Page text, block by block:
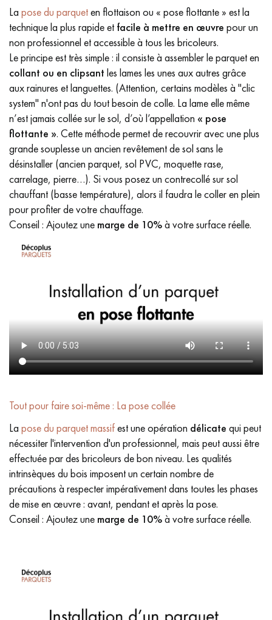
La pose du parqueten flottaison ou « pose flottante » est la
technique la plus rapide et facile à mettre en œuvre pour un
non professionnel et accessible à tous les bricoleurs.
Le principe est très simple : il consiste à assembler le parquet en
collant ou en clipsant les lames les unes aux autres grâce
aux rainures et languettes. (Attention, certains modèles à "clic
system" n'ont pas du tout besoin de colle. La lame elle même
n’est jamais collée sur le sol, d’où l’appellation « pose
flottante ». Cette méthode permet de recouvrir avec une plus
grande souplesse un ancien revêtement de sol sans le
désinstaller (ancien parquet, sol PVC, moquette rase,
carrelage, pierre…). Si vous posez un contrecollé sur sol
chauffant (basse température), alors il faudra le coller en plein
pour profiter de votre chauffage.
Conseil : Ajoutez une marge de 10%à votre surface réelle.
Tout pour faire soi-même : La pose collée
La pose du parquet massifest une opération délicate qui peut
nécessiter l'intervention d'un professionnel, mais peut aussi être
effectuée par des bricoleurs de bon niveau. Les qualités
intrinsèques du bois imposent un certain nombre de
précautions à respecter impérativement dans toutes les phases
de mise en œuvre : avant, pendant et après la pose.
Conseil : Ajoutez une marge de 10%à votre surface réelle.